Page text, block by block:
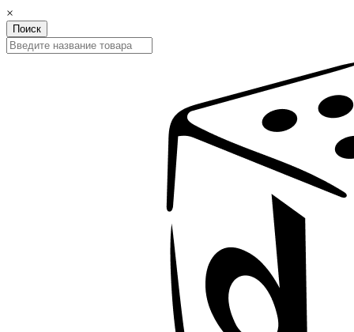
×
Поиск